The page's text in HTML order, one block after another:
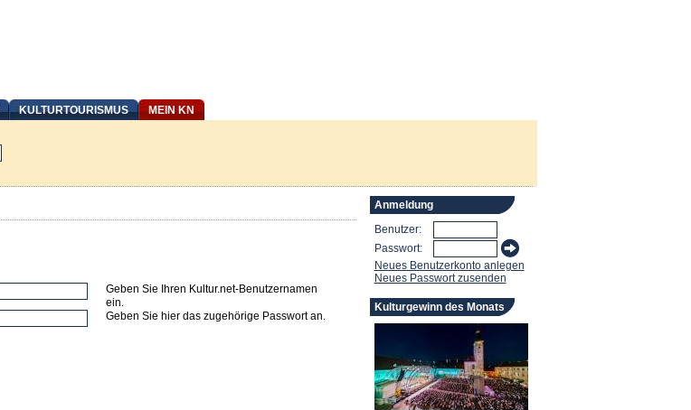
KULTURTOURISMUS MEIN KN
Geben Sie Ihren Kultur.net-Benutzernamen
ein.
Geben Sie hier das zugehörige Passwort an.
Anmeldung
Benutzer:
Passwort:
Neues Benutzerkonto anlegen
Neues Passwort zusenden
Kulturgewinn des Monats